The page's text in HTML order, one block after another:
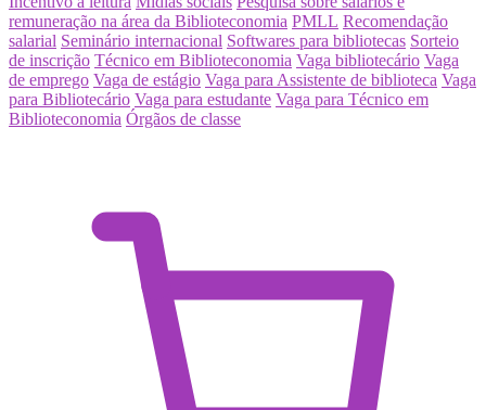
remuneração na área da Biblioteconomia PMLL Recomendação
salarial Seminário internacional Softwares para bibliotecas Sorteio
de inscrição Técnico em Biblioteconomia Vaga bibliotecário Vaga
de emprego Vaga de estágio Vaga para Assistente de biblioteca Vaga
para Bibliotecário Vaga para estudante Vaga para Técnico em
Biblioteconomia Órgãos de classe